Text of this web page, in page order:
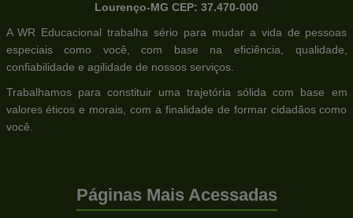
Lourenço-MG CEP: 37.470-000
A WR Educacional trabalha sério para mudar a vida de pessoas
especiais como você, com base na eficiência, qualidade,
confiabilidade e agilidade de nossos serviços.
Trabalhamos para constituir uma trajetória sólida com base em
valores éticos e morais, com a finalidade de formar cidadãos como
você.
Páginas Mais Acessadas